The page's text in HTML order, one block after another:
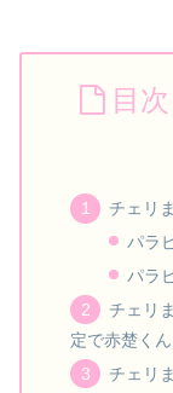
目
チェリ
パラ
パラ
チェリ
定で赤楚く
チェリ